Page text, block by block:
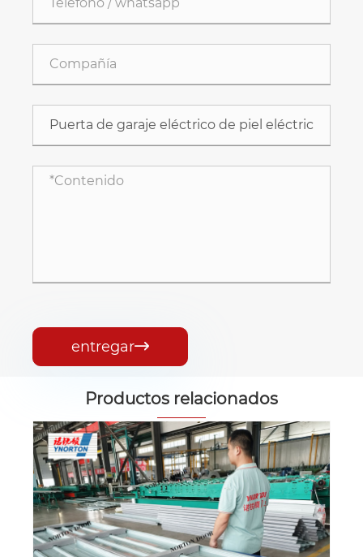
entregar
Productos relacionados
puertas de garaje de acero de una sola
capa
Ver más >>